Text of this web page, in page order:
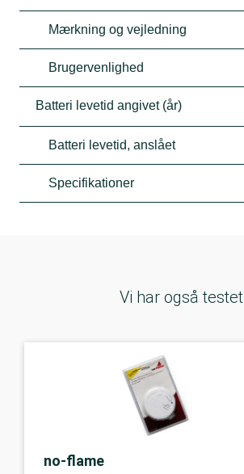
Mærkning og vejledning
Brugervenlighed
Batteri levetid angivet (år)
Batteri levetid, anslået
Specifikationer
Vi har også testet
no-flame